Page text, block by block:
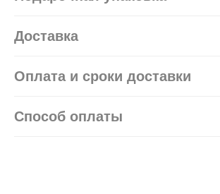
Доставка
Оплата и сроки доставки
Способ оплаты